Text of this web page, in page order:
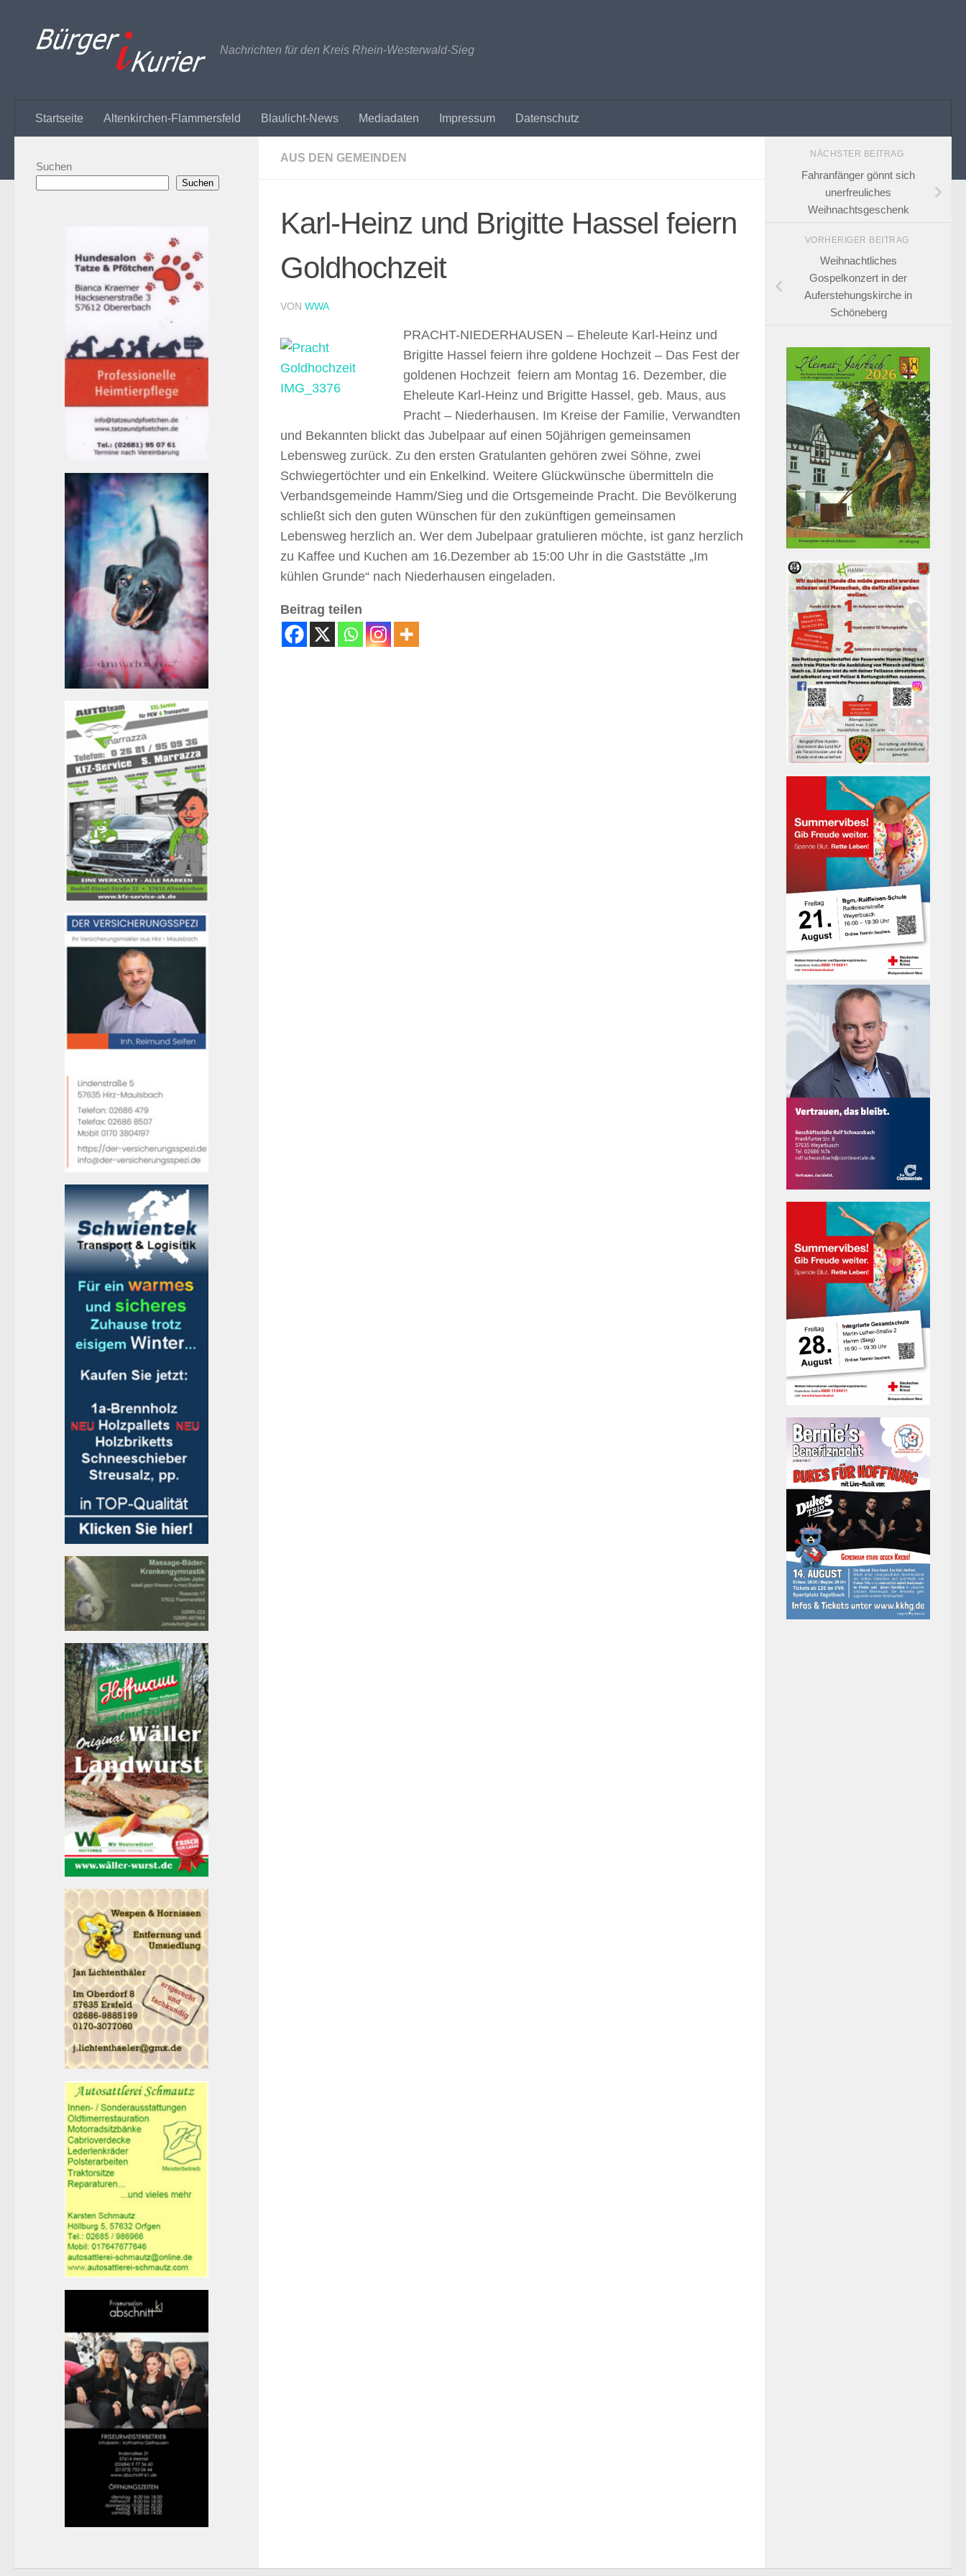
Nachrichten für den Kreis Rhein-Westerwald-Sieg
Startseite Altenkirchen-Flammersfeld Blaulicht-News Mediadaten Impressum Datenschutz
AUS DEN GEMEINDEN
Karl-Heinz und Brigitte Hassel feiern
Goldhochzeit
VON WWA
PRACHT-NIEDERHAUSEN – Eheleute Karl-Heinz und
Brigitte Hassel feiern ihre goldene Hochzeit – Das Fest der
goldenen Hochzeit feiern am Montag 16. Dezember, die
Eheleute Karl-Heinz und Brigitte Hassel, geb. Maus, aus
Pracht – Niederhausen. Im Kreise der Familie, Verwandten
und Bekannten blickt das Jubelpaar auf einen 50jährigen gemeinsamen
Lebensweg zurück. Zu den ersten Gratulanten gehören zwei Söhne, zwei
Schwiegertöchter und ein Enkelkind. Weitere Glückwünsche übermitteln die
Verbandsgemeinde Hamm/Sieg und die Ortsgemeinde Pracht. Die Bevölkerung
schließt sich den guten Wünschen für den zukünftigen gemeinsamen
Lebensweg herzlich an. Wer dem Jubelpaar gratulieren möchte, ist ganz herzlich
zu Kaffee und Kuchen am 16.Dezember ab 15:00 Uhr in die Gaststätte „Im
kühlen Grunde“ nach Niederhausen eingeladen.
Beitrag teilen
Suchen
Suchen
NÄCHSTER BEITRAG
Fahranfänger gönnt sich
unerfreuliches
Weihnachtsgeschenk
VORHERIGER BEITRAG
Weihnachtliches
Gospelkonzert in der
Auferstehungskirche in
Schöneberg